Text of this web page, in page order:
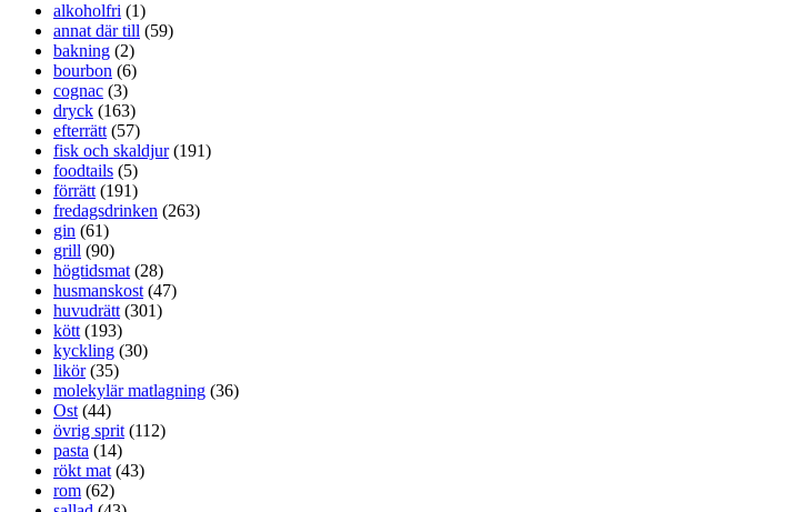
alkoholfri (1)
annat där till (59)
bakning (2)
bourbon (6)
cognac (3)
dryck (163)
efterrätt (57)
fisk och skaldjur(191)
foodtails (5)
förrätt (191)
fredagsdrinken (263)
gin (61)
grill (90)
högtidsmat (28)
husmanskost (47)
huvudrätt (301)
kött (193)
kyckling (30)
likör(35)
molekylär matlagning (36)
Ost (44)
övrig sprit (112)
pasta (14)
rökt mat (43)
rom (62)